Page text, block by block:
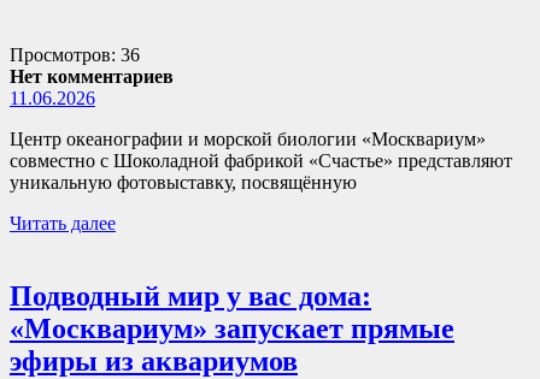
Просмотров: 36
Нет комментариев
11.06.2026
Центр океанографии и морской биологии «Москвариум»
совместно с Шоколадной фабрикой «Счастье» представляют
уникальную фотовыставку, посвящённую
Читать далее
Подводный мир у вас дома:
«Москвариум» запускает прямые
эфиры из аквариумов